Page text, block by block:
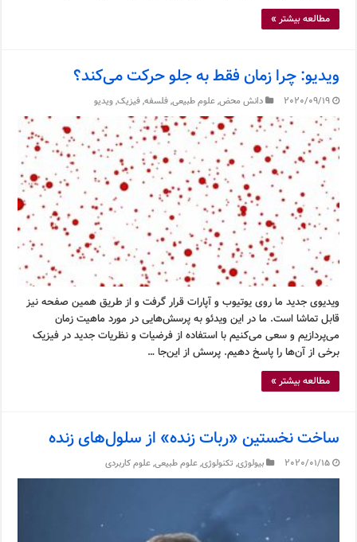
مطالعه بیشتر »
ویدیو: چرا زمان فقط به جلو حرکت می‌کند؟
2020/09/19 دانش محض,علوم طبیعی,فلسفه,فیزیک,ویدیو
ویدیوی جدید ما روی یوتیوب و آپارات قرار گرفت و از طریق همین صفحه نیز
قابل تماشا است. ما در این ویدئو به پرسش‌هایی در مورد ماهیت زمان
می‌پردازیم و سعی می‌کنیم با استفاده از فرضیات و نظریات جدید در فیزیک
برخی از آن‌ها را پاسخ دهیم. پرسش از این‌جا …
مطالعه بیشتر »
ساخت نخستین «ربات زنده» از سلول‌های زنده
2020/01/15 بیولوژی, تکنولوژی,علوم طبیعی,علوم کاربردی